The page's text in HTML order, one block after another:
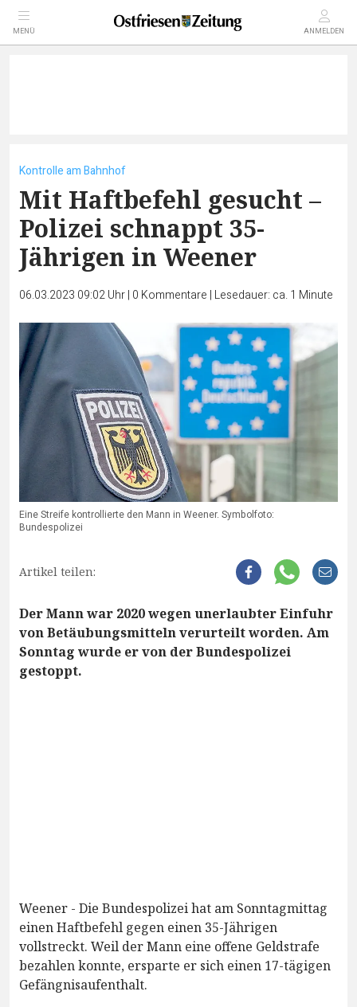
MENÜ ANMELDEN
Kontrolle am Bahnhof
Mit Haftbefehl gesucht –
Polizei schnappt 35-
Jährigen in Weener
06.03.2023 09:02 Uhr| 0 Kommentare | Lesedauer: ca. 1 Minute
Eine Streife kontrollierte den Mann in Weener. Symbolfoto:
Bundespolizei
Artikel teilen:
Der Mann war 2020 wegen unerlaubter Einfuhr
von Betäubungsmitteln verurteilt worden. Am
Sonntag wurde er von der Bundespolizei
gestoppt.
Weener - Die Bundespolizei hat am Sonntagmittag
einen Haftbefehl gegen einen 35-Jährigen
vollstreckt. Weil der Mann eine offene Geldstrafe
bezahlen konnte, ersparte er sich einen 17-tägigen
Gefängnisaufenthalt.